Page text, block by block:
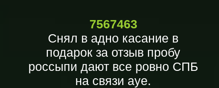
7567463
Снял в адно касание в
подарок за отзыв пробу
россыпи дают все ровно СПБ
на связи ауе.